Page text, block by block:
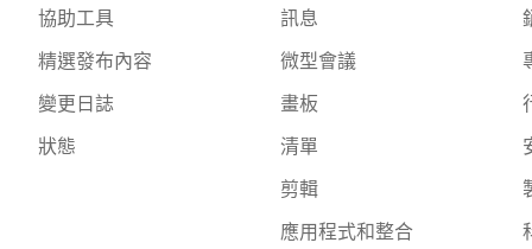
協助工具
精選發布內容
變更日誌
狀態
訊息
微型會議
畫板
清單
剪輯
應用程式和整合